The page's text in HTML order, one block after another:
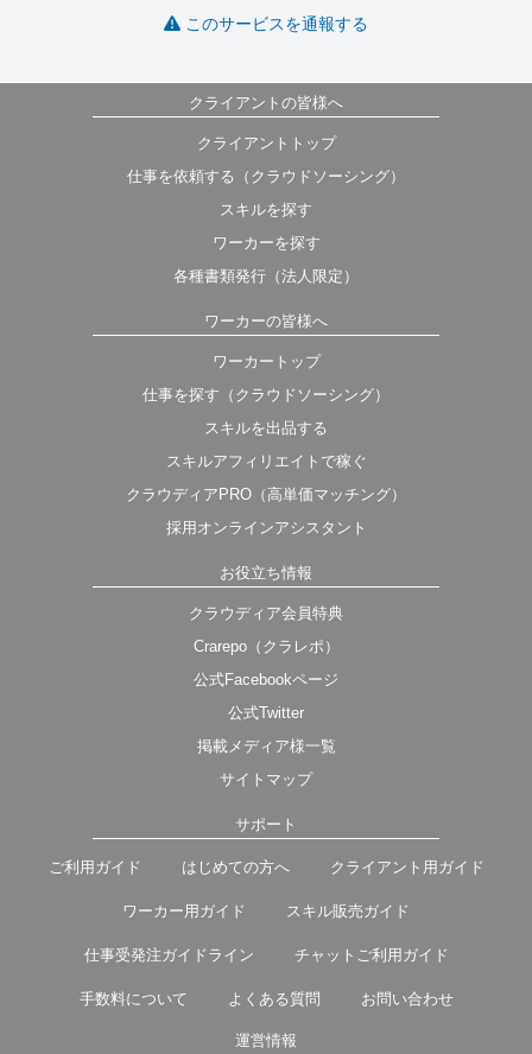
このサービスを通報する
クライアントの皆様へ
クライアントトップ
仕事を依頼する（クラウドソーシング）
スキルを探す
ワーカーを探す
各種書類発行（法人限定）
ワーカーの皆様へ
ワーカートップ
仕事を探す（クラウドソーシング）
スキルを出品する
スキルアフィリエイトで稼ぐ
クラウディアPRO（高単価マッチング）
採用オンラインアシスタント
お役立ち情報
クラウディア会員特典
Crarepo（クラレポ）
公式Facebookページ
公式Twitter
掲載メディア様一覧
サイトマップ
サポート
ご利用ガイド はじめての方へ クライアント用ガイド
ワーカー用ガイド スキル販売ガイド
仕事受発注ガイドライン チャットご利用ガイド
手数料について よくある質問 お問い合わせ
運営情報